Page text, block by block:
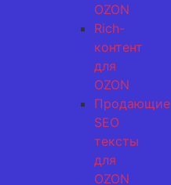
OZON
Rich-
контент
для
OZON
Продающие
SEO
тексты
для
OZON